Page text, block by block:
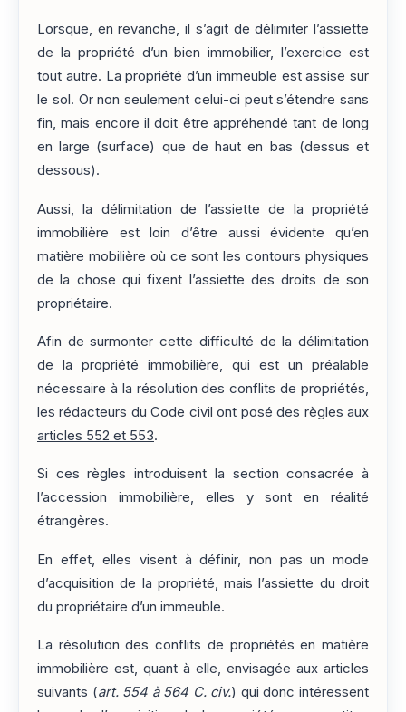
Lorsque, en revanche, il s’agit de délimiter l’assiette
de la propriété d’un bien immobilier, l’exercice est
tout autre. La propriété d’un immeuble est assise sur
le sol. Or non seulement celui-ci peut s’étendre sans
fin, mais encore il doit être appréhendé tant de long
en large (surface) que de haut en bas (dessus et
dessous).
Aussi, la délimitation de l’assiette de la propriété
immobilière est loin d’être aussi évidente qu’en
matière mobilière où ce sont les contours physiques
de la chose qui fixent l’assiette des droits de son
propriétaire.
Afin de surmonter cette difficulté de la délimitation
de la propriété immobilière, qui est un préalable
nécessaire à la résolution des conflits de propriétés,
les rédacteurs du Code civil ont posé des règles aux
articles 552 et 553.
Si ces règles introduisent la section consacrée à
l’accession immobilière, elles y sont en réalité
étrangères.
En effet, elles visent à définir, non pas un mode
d’acquisition de la propriété, mais l’assiette du droit
du propriétaire d’un immeuble.
La résolution des conflits de propriétés en matière
immobilière est, quant à elle, envisagée aux articles
suivants (art. 554 à 564 C. civ.) qui donc intéressent